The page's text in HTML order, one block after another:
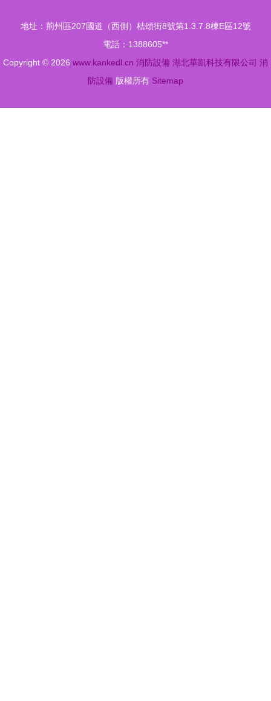
備中的關鍵
應用
地址：荊州區207國道（西側）桔頌街8號第1.3.7.8棟E區12號
電話：1388605**
Copyright © 2026 www.kankedl.cn 消防設備 湖北華凱科技有限公司 消
防設備 版權所有 Sitemap